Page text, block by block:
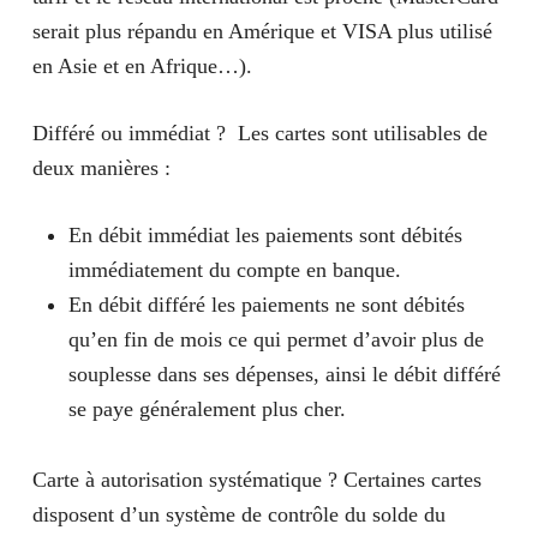
serait plus répandu en Amérique et VISA plus utilisé
en Asie et en Afrique…).
Différé ou immédiat ? Les cartes sont utilisables de
deux manières :
En débit immédiat les paiements sont débités
immédiatement du compte en banque.
En débit différé les paiements ne sont débités
qu’en fin de mois ce qui permet d’avoir plus de
souplesse dans ses dépenses, ainsi le débit différé
se paye généralement plus cher.
Carte à autorisation systématique ?Certaines cartes
disposent d’un système de contrôle du solde du